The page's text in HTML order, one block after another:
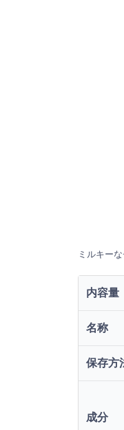
ミルキー
内容量
名称
保存方
成分